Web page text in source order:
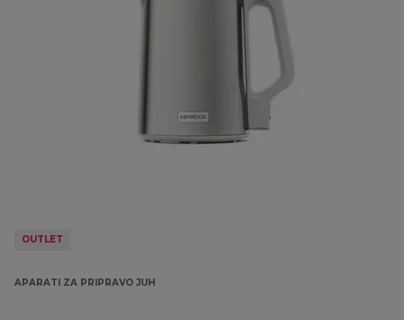
OUTLET
APARATI ZA PRIPRAVO JUH